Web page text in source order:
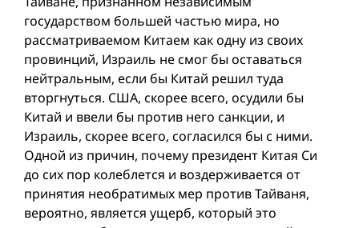
государством большей частью мира, но
рассматриваемом Китаем как одну из своих
провинций, Израиль не смог бы оставаться
нейтральным, если бы Китай решил туда
вторгнуться. США, скорее всего, осудили бы
Китай и ввели бы против него санкции, и
Израиль, скорее всего, согласился бы с ними.
Одной из причин, почему президент Китая Си
до сих пор колеблется и воздерживается от
принятия необратимых мер против Тайваня,
вероятно, является ущерб, который это